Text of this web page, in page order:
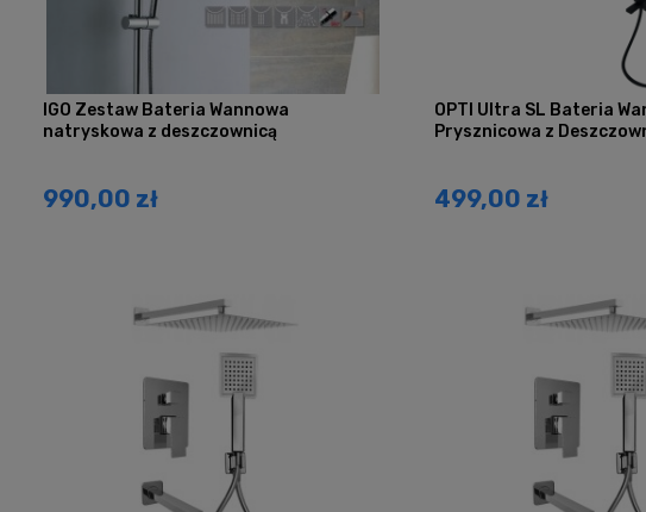
IGO Zestaw Bateria Wannowa
natryskowa z deszczownicą
990,00 zł
OPTI Ultra SL Bateria
Prysznicowa z
499,00 zł